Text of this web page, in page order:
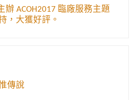
辦 ACOH2017 臨廠服務主題
，大獲好評。
傳說